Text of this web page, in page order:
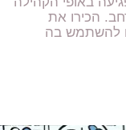
הכירו את
להשתמש בה